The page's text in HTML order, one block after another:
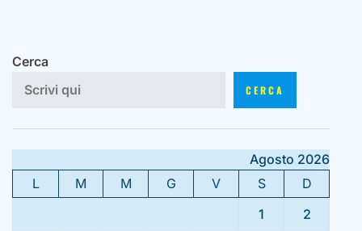
Cerca
CERCA
Agosto 2026
L
M M G V S
D
1
2